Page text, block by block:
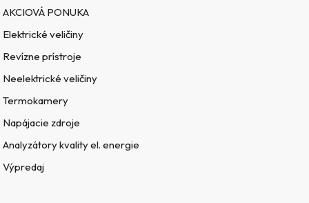
AKCIOVÁ PONUKA
Elektrické veličiny
Revízne prístroje
Neelektrické veličiny
Termokamery
Napájacie zdroje
Analyzátory kvality el. energie
Výpredaj